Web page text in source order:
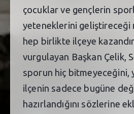
çocuklar ve gençlerin
yeteneklerini geliştireceği
hep birlikte ilçeye
vurgulayan Başkan Çelik,
sporun hiç bitmeyeceğini,
ilçenin sadece bugüne
hazırlandığını sözlerine